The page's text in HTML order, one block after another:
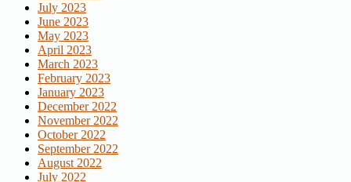
July 2023
June 2023
May 2023
April 2023
March 2023
February 2023
January 2023
December 2022
November 2022
October 2022
September 2022
August 2022
July 2022